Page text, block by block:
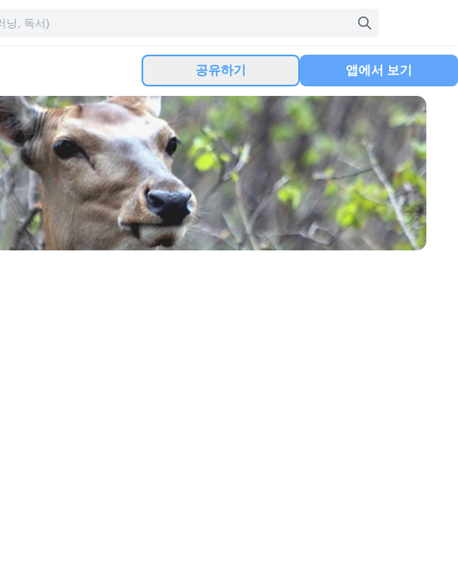
공유하기 앱에서 보기